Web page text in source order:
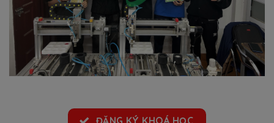
ĐĂNG KÝ KHOÁ HỌC